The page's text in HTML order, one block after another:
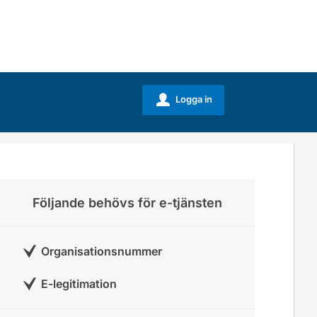
u Logga in
Följande behövs för e-tjänsten
Organisationsnummer
E-legitimation